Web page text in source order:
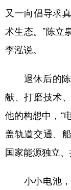
又一向倡导求
术生态。”陈立
李泓说。
退休后的陈
献、打磨技术
他的构想中，“
盖轨道交通、
国家能源独立
小小电池，